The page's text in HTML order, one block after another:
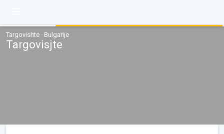
Targovishte · Bulgarije
Targovisjte